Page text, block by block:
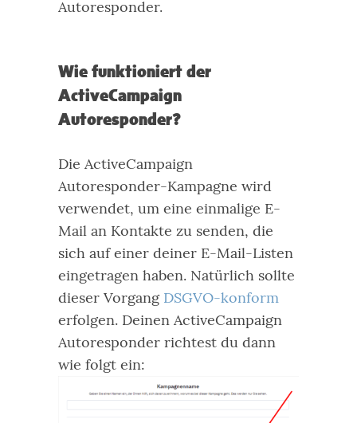
Autoresponder.
Wie funktioniert der
ActiveCampaign
Autoresponder?
Die ActiveCampaign
Autoresponder-Kampagne wird
verwendet, um eine einmalige E-
Mail an Kontakte zu senden, die
sich auf einer deiner E-Mail-Listen
eingetragen haben. Natürlich sollte
dieser Vorgang DSGVO-konform
erfolgen. Deinen ActiveCampaign
Autoresponder richtest du dann
wie folgt ein: